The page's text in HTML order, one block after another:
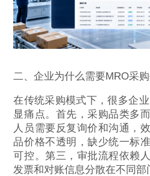
二、企业为什么需要MRO采购
在传统采购模式下，很多企
显痛点。首先，采购品类多
人员需要反复询价和沟通，
品价格不透明，缺少统一标
可控。第三，审批流程依赖
发票和对账信息分散在不同部